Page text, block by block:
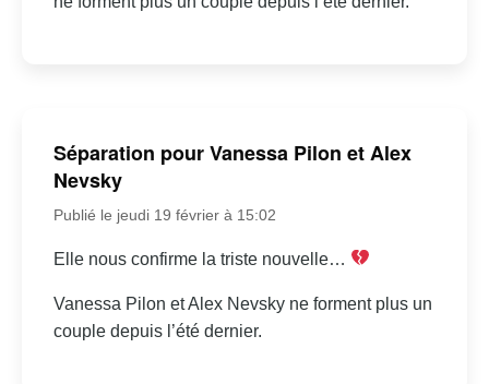
Séparation pour Vanessa Pilon et Alex
Nevsky
Publié le jeudi 19 février à 15:02
Elle nous confirme la triste nouvelle…
Vanessa Pilon et Alex Nevsky ne forment plus un
couple depuis l’été dernier.